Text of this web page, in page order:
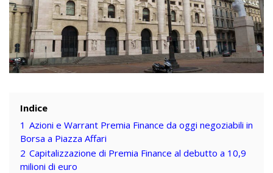
Indice
1 Azioni e Warrant Premia Finance da oggi negoziabili in
Borsa a Piazza Affari
2 Capitalizzazione di Premia Finance al debutto a 10,9
milioni di euro